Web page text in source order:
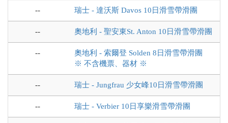
-- 瑞士 - 達沃斯 Davos 10日滑雪帶滑團
-- 奧地利 - 聖安東St. Anton 10日滑雪帶滑團
--
奧地利 - 索爾登 Solden 8日滑雪帶滑團
※ 不含機票、器材 ※
-- 瑞士 - Jungfrau 少女峰10日滑雪帶滑團
-- 瑞士 - Verbier 10日享樂滑雪帶滑團